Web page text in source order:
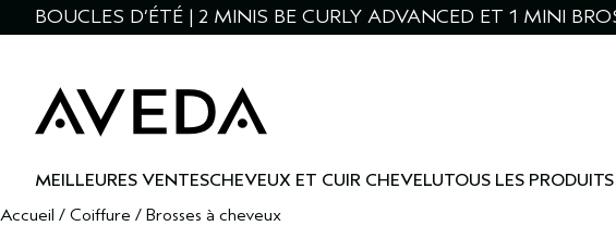
BOUCLES D’ÉTÉ | 2 MINIS BE CURLY ADVANCED ET 1 MINI
MEILLEURES VENTESCHEVEUX ET CUIR CHEVELUTOUS LES
Accueil / Coiffure / Brosses à cheveux